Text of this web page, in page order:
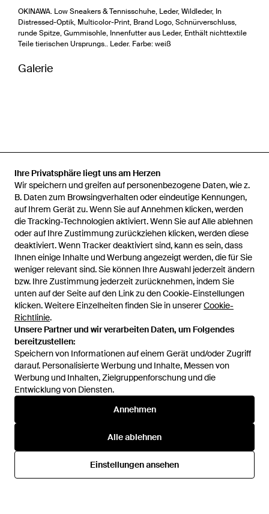
Ihre Privatsphäre liegt uns am Herzen
Wir speichern und greifen auf personenbezogene Daten, wie z.
B. Daten zum Browsingverhalten oder eindeutige Kennungen,
auf Ihrem Gerät zu. Wenn Sie auf Annehmen klicken, werden
die Tracking-Technologien aktiviert. Wenn Sie auf Alle ablehnen
oder auf Ihre Zustimmung zurückziehen klicken, werden diese
deaktiviert. Wenn Tracker deaktiviert sind, kann es sein, dass
Ihnen einige Inhalte und Werbung angezeigt werden, die für Sie
weniger relevant sind. Sie können Ihre Auswahl jederzeit ändern
bzw. Ihre Zustimmung jederzeit zurücknehmen, indem Sie
unten auf der Seite auf den Link zu den Cookie-Einstellungen
klicken. Weitere Einzelheiten finden Sie in unsererCookie-
Richtlinie.
Unsere Partner und wir verarbeiten Daten, um Folgendes
bereitzustellen:
Speichern von Informationen auf einem Gerät und/oder Zugriff
darauf. Personalisierte Werbung und Inhalte, Messen von
Werbung und Inhalten, Zielgruppenforschung und die
Entwicklung von Diensten.
Annehmen
Alle ablehnen
Einstellungen ansehen
OKINAWA. Low Sneakers & Tennisschuhe, Leder, Wildleder, In
Distressed-Optik, Multicolor-Print, Brand Logo, Schnürverschluss,
runde Spitze, Gummisohle, Innenfutter aus Leder, Enthält nichttextile
Teile tierischen Ursprungs.. Leder. Farbe: weiß
Galerie
2
Zuvor verkauft bei:
Hilfe und Informationen